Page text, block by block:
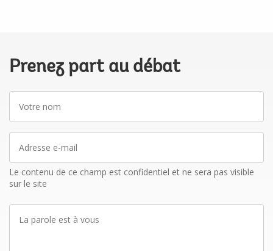
Prenez part au débat
nom
mail
Le contenu de ce champ est confidentiel et ne sera pas visible
sur le site
parole